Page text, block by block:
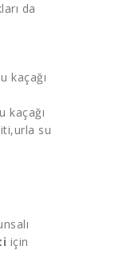
da
kaçağı
kaçağı
,urla su
için